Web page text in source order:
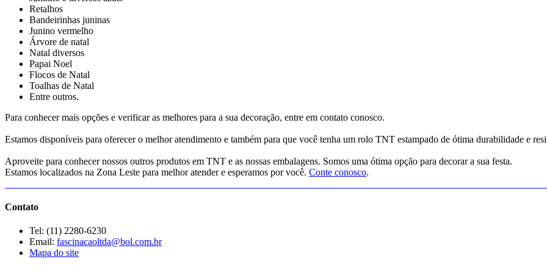
Retalhos
Bandeirinhas juninas
Junino vermelho
Árvore de natal
Natal diversos
Papai Noel
Flocos de Natal
Toalhas de Natal
Entre outros.
Para conhecer mais opções e verificar as melhores para a sua decoração, entre em contato conosco.
Estamos disponíveis para oferecer o melhor atendimento e também para que você tenha um rolo TNT estampado de ótima durabilidade e
Aproveite para conhecer nossos outros produtos em TNT e as nossas embalagens. Somos uma ótima opção para decorar a sua festa.
Estamos localizados na Zona Leste para melhor atender e esperamos por você. Conte conosco.
Contato
Tel: (11) 2280-6230
Email: fascinacaoltda@bol.com.br
Mapa do site